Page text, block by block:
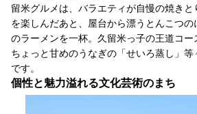
留米グルメは、バラエティが自慢の焼きと
を楽しんだあと、屋台から漂うとんこつ
のラーメンを一杯。久留米っ子の王道コ
ちょっと甘めのうなぎの「せいろ蒸し」
です。
個性と魅力溢れる文化芸術のまち